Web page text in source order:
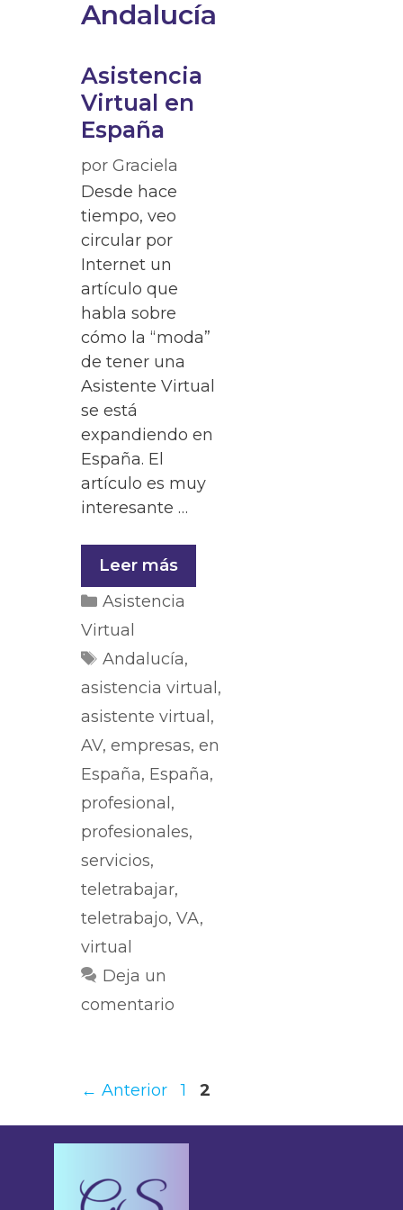
Andalucía
Asistencia
Virtual en
España
por Graciela
Desde hace
tiempo, veo
circular por
Internet un
artículo que
habla sobre
cómo la “moda”
de tener una
Asistente Virtual
se está
expandiendo en
España. El
artículo es muy
interesante …
Leer más
Asistencia
Virtual
Andalucía,
asistencia virtual ,
asistente virtual ,
AV, empresas, en
España, España,
profesional ,
profesionales,
servicios,
teletrabajar,
teletrabajo, VA,
virtual
Deja un
comentario
← Anterior 1 2